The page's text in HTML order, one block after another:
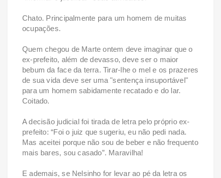
Chato. Principalmente para um homem de muitas
ocupações.
Quem chegou de Marte ontem deve imaginar que o
ex-prefeito, além de devasso, deve ser o maior
bebum da face da terra. Tirar-lhe o mel e os prazeres
de sua vida deve ser uma "sentença insuportável"
para um homem sabidamente recatado e do lar.
Coitado.
A decisão judicial foi tirada de letra pelo próprio ex-
prefeito: “Foi o juiz que sugeriu, eu não pedi nada.
Mas aceitei porque não sou de beber e não frequento
mais bares, sou casado”. Maravilha!
E ademais, se Nelsinho for levar ao pé da letra os